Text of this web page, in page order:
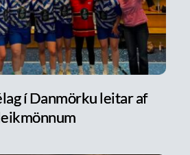
í Danmörku leitar af